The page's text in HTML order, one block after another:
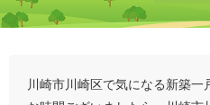
川崎市川崎区で気になる新築一